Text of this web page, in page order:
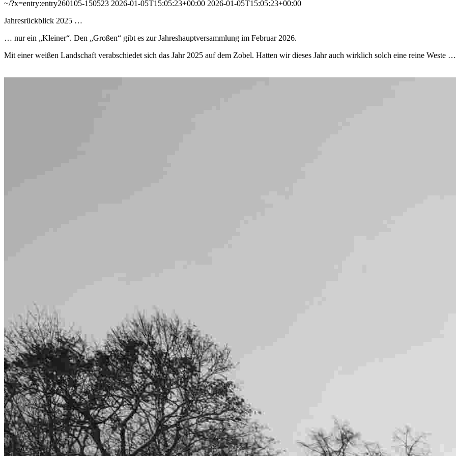
~/?x=entry:entry260105-150523 2026-01-05T15:05:23+00:00 2026-01-05T15:05:23+00:00
Jahresrückblick 2025 …
… nur ein „Kleiner“. Den „Großen“ gibt es zur Jahreshauptversammlung im Februar 2026.
Mit einer weißen Landschaft verabschiedet sich das Jahr 2025 auf dem Zobel. Hatten wir dieses Jahr auch wirklich solch eine reine Weste